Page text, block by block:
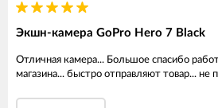
Экшн-камера GoPro Hero 7 Black
Отличная камера... Большое спасибо
магазина... быстро отправляют товар... не